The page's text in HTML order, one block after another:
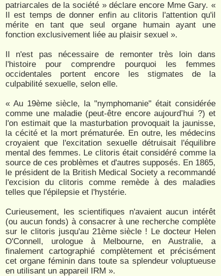
patriarcales de la société » déclare encore Mme Gary. «
Il est temps de donner enfin au clitoris l'attention qu'il
mérite en tant que seul organe humain ayant une
fonction exclusivement liée au plaisir sexuel ».
Il n'est pas nécessaire de remonter très loin dans
l'histoire pour comprendre pourquoi les femmes
occidentales portent encore les stigmates de la
culpabilité sexuelle, selon elle.
« Au 19ème siècle, la "nymphomanie" était considérée
comme une maladie (peut-être encore aujourd’hui ?) et
l'on estimait que la masturbation provoquait la jaunisse,
la cécité et la mort prématurée. En outre, les médecins
croyaient que l'excitation sexuelle détruisait l'équilibre
mental des femmes. Le clitoris était considéré comme la
source de ces problèmes et d'autres supposés. En 1865,
le président de la British Medical Society a recommandé
l'excision du clitoris comme remède à des maladies
telles que l'épilepsie et l'hystérie.
Curieusement, les scientifiques n'avaient aucun intérêt
(ou aucun fonds) à consacrer à une recherche complète
sur le clitoris jusqu'au 21ème siècle ! Le docteur Helen
O'Connell, urologue à Melbourne, en Australie, a
finalement cartographié complètement et précisément
cet organe féminin dans toute sa splendeur voluptueuse
en utilisant un appareil IRM ».